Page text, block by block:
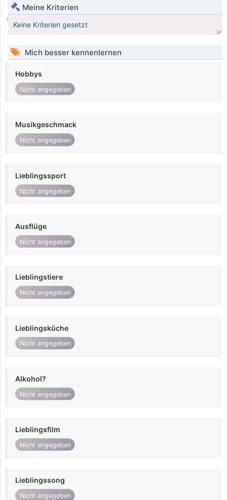
Meine Kriterien
Keine Kriterien gesetzt
Mich besser kennenlernen
Hobbys
Nicht angegeben
Musikgeschmack
Nicht angegeben
Lieblingssport
Nicht angegeben
Ausflüge
Nicht angegeben
Lieblingstiere
Nicht angegeben
Lieblingsküche
Nicht angegeben
Alkohol?
Nicht angegeben
Lieblingsfilm
Nicht angegeben
Lieblingssong
Nicht angegeben